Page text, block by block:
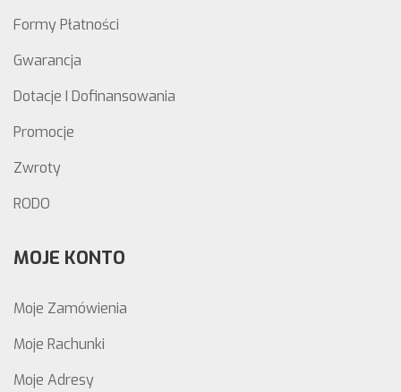
Formy Płatności
Gwarancja
Dotacje I Dofinansowania
Promocje
Zwroty
RODO
MOJE KONTO
Moje Zamówienia
Moje Rachunki
Moje Adresy